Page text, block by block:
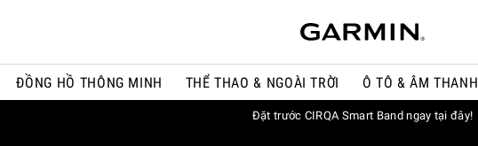
ĐỒNG HỒ THÔNG MINH THỂ THAO & NGOÀI TRỜI Ô TÔ & ÂM THANH
Đặt trước CIRQA Smart Band ngay tại đây!